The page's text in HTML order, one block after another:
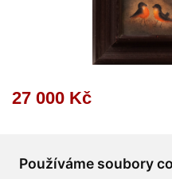
Používáme soubory
27 000 Kč